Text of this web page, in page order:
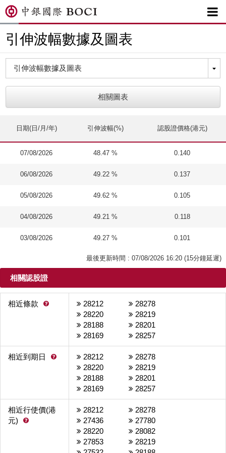

引伸波幅數據及圖表
相關圖表
日期(日/月/年) 引伸波幅(%) 認股證價格(港元)
07/08/2026 48.47 % 0.140
06/08/2026 49.22 % 0.137
05/08/2026 49.62 % 0.105
04/08/2026 49.21 % 0.118
03/08/2026 49.27 % 0.101
最後更新時間 : 07/08/2026 16:20 (15分鐘延遲)
相關認股證
相近條款  28212
28278
28220
28219
28188
28201
28169
28257
相近到期日  28212
28278
28220
28219
28188
28201
28169
28257
相近行使價(港
元)

28212
28278
27436
27780
28220
28082
27853
28219